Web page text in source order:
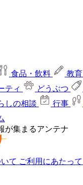
食品・飲料 教育
ティ どうぶつ
しの相談 行事
が集まるアンテナ
て ご利用にあたって